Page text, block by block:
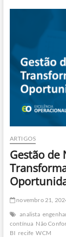
para
Auditoria
ISO
9001
ARTIGOS
Gestão de
novembro 21,
analista
contínua Não
BI recife WCM